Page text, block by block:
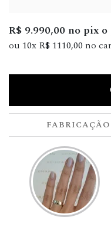
R$ 9.990,00 no pix
ou 10x R$ 1110,00 no